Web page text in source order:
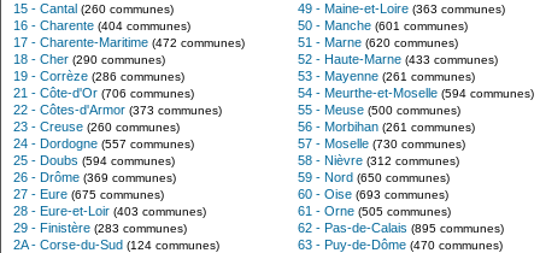
15 - Cantal (260 communes)
16 - Charente (404 communes)
17 - Charente-Maritime (472 communes)
18 - Cher (290 communes)
19 - Corrèze (286 communes)
21 - Côte-d'Or (706 communes)
22 - Côtes-d'Armor (373 communes)
23 - Creuse (260 communes)
24 - Dordogne (557 communes)
25 - Doubs (594 communes)
26 - Drôme (369 communes)
27 - Eure (675 communes)
28 - Eure-et-Loir (403 communes)
29 - Finistère (283 communes)
2A - Corse-du-Sud (124 communes)
49 - Maine-et-Loire (363 communes)
50 - Manche (601 communes)
51 - Marne (620 communes)
52 - Haute-Marne (433 communes)
53 - Mayenne (261 communes)
54 - Meurthe-et-Moselle (594 communes)
55 - Meuse (500 communes)
56 - Morbihan (261 communes)
57 - Moselle (730 communes)
58 - Nièvre (312 communes)
59 - Nord (650 communes)
60 - Oise (693 communes)
61 - Orne (505 communes)
62 - Pas-de-Calais (895 communes)
63 - Puy-de-Dôme (470 communes)